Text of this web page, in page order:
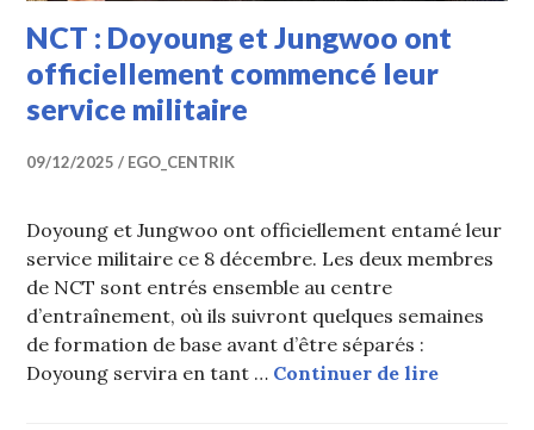
NCT : Doyoung et Jungwoo ont
officiellement commencé leur
service militaire
09/12/2025 EGO_CENTRIK
Doyoung et Jungwoo ont officiellement entamé leur
service militaire ce 8 décembre. Les deux membres
de NCT sont entrés ensemble au centre
d’entraînement, où ils suivront quelques semaines
de formation de base avant d’être séparés :
Doyoung servira en tant … Continuer de lireNCT :